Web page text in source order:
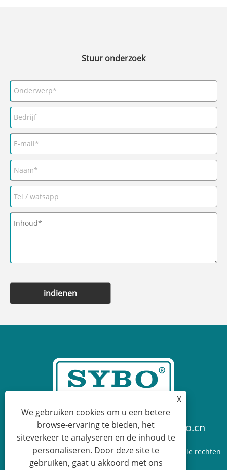
Stuur onderzoek
indienen
+86-574-87736070 sales@sybo.cn
Copyright © 2025 Ningbo Sybo Machinery Co., Ltd. Alle rechten
voorbehouden.
X
We gebruiken cookies om u een betere
browse-ervaring te bieden, het
siteverkeer te analyseren en de inhoud te
personaliseren. Door deze site te
gebruiken, gaat u akkoord met ons